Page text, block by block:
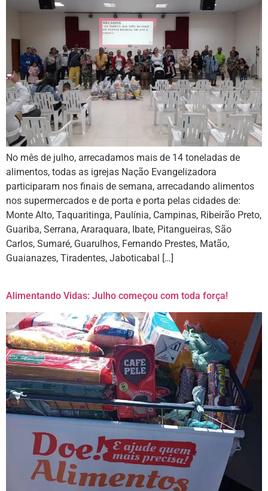
No mês de julho, arrecadamos mais de 14 toneladas de
alimentos, todas as igrejas Nação Evangelizadora
participaram nos finais de semana, arrecadando alimentos
nos supermercados e de porta e porta pelas cidades de:
Monte Alto, Taquaritinga, Paulínia, Campinas, Ribeirão Preto,
Guariba, Serrana, Araraquara, Ibate, Pitangueiras, São
Carlos, Sumaré, Guarulhos, Fernando Prestes, Matão,
Guaianazes, Tiradentes, Jaboticabal […]
Alimentando Vidas: Julho começou com toda força!